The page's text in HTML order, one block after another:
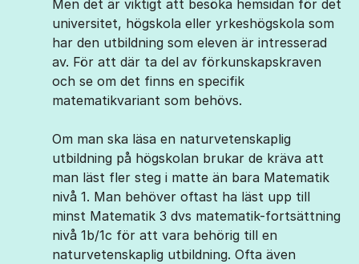
Men det är viktigt att besöka hemsidan för det
universitet, högskola eller yrkeshögskola som
har den utbildning som eleven är intresserad
av. För att där ta del av förkunskapskraven
och se om det finns en specifik
matematikvariant som behövs.
Om man ska läsa en naturvetenskaplig
utbildning på högskolan brukar de kräva att
man läst fler steg i matte än bara Matematik
nivå 1. Man behöver oftast ha läst upp till
minst Matematik 3 dvs matematik-fortsättning
nivå 1b/1c för att vara behörig till en
naturvetenskaplig utbildning. Ofta även